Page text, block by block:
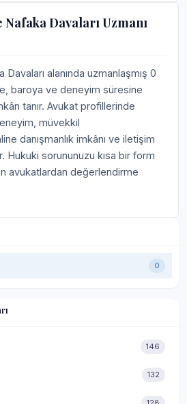
0
146
132
Davaları Uzmanı
alanında uzmanlaşmış 0
baroya ve deneyim süresine
tanır. Avukat profillerinde
müvekkil
danışmanlık imkânı ve iletişim
Hukuki sorununuzu kısa bir form
avukatlardan değerlendirme